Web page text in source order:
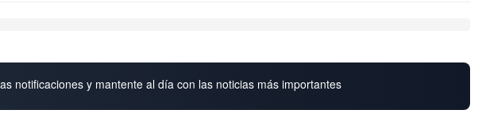
notificaciones y mantente al día con las noticias más importantes